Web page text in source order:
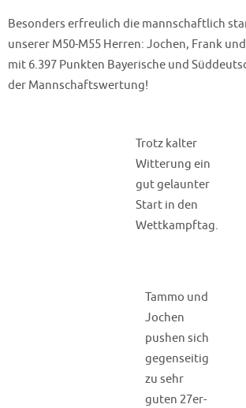
Besonders erfreulich die mannschaftlich
unserer M50-M55 Herren: Jochen, Frank
mit 6.397 Punkten Bayerische und
der Mannschaftswertung!
Trotz kalter
Witterung ein
gut gelaunter
Start in den
Wettkampftag.
Tammo und
Jochen
pushen sich
gegenseitig
zu sehr
guten 27er-